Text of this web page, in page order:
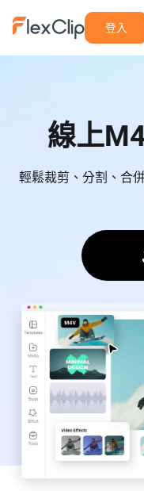
登入
線上
輕鬆裁剪、分割、合